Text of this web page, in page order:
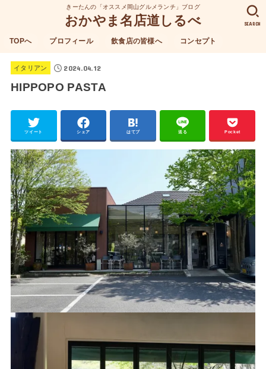
きーたんの「オススメ岡山グルメランチ」ブログ
おかやま名店道しるべ
TOPへ プロフィール 飲食店の皆様へ コンセプト
SEARCH
イタリアン 2024.04.12
HIPPOPO PASTA
ツイート シェア はてブ 送る Pocket